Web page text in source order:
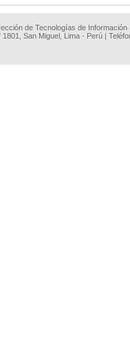
de Tecnologías de
1801, San Miguel, Lima - Perú |